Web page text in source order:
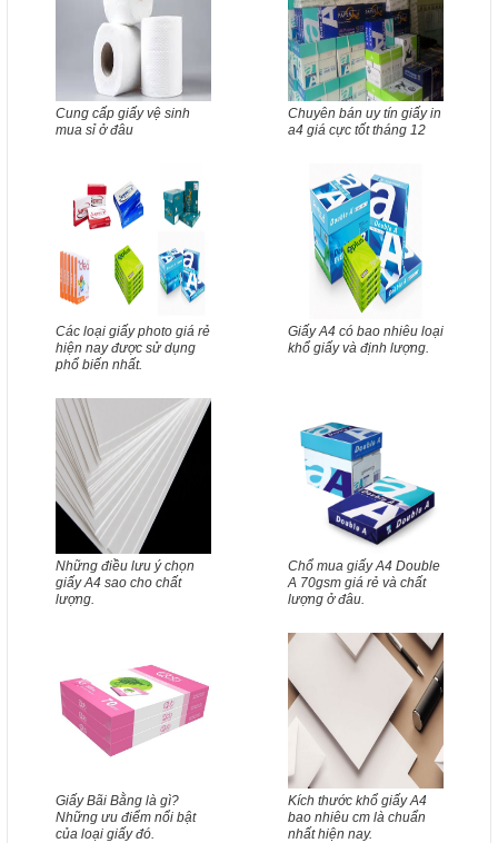
Cung cấp giấy vệ sinh
mua sỉ ở đâu
Chuyên bán uy tín giấy in
a4 giá cực tốt tháng 12
Các loại giấy photo giá rẻ
hiện nay được sử dụng
phổ biến nhất.
Giấy A4 có bao nhiêu loại
khổ giấy và định lượng.
Những điều lưu ý chọn
giấy A4 sao cho chất
lượng.
Chổ mua giấy A4 Double
A 70gsm giá rẻ và chất
lượng ở đâu.
Giấy Bãi Bằng là gì?
Những ưu điểm nổi bật
của loại giấy đó.
Kích thước khổ giấy A4
bao nhiêu cm là chuẩn
nhất hiện nay.